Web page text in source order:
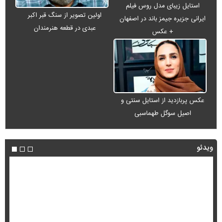
استایل زیبای مدل روس فیلم
ایرانی جزیره جیمز باند در اصفهان
+ عکس
اولین تصویر از سنگ قبر اکبر
عبدی در قطعه هنرمندان
عکس پربازدید از استایل سنتی و
اصیل سوگل طهماسبی
ویدئو